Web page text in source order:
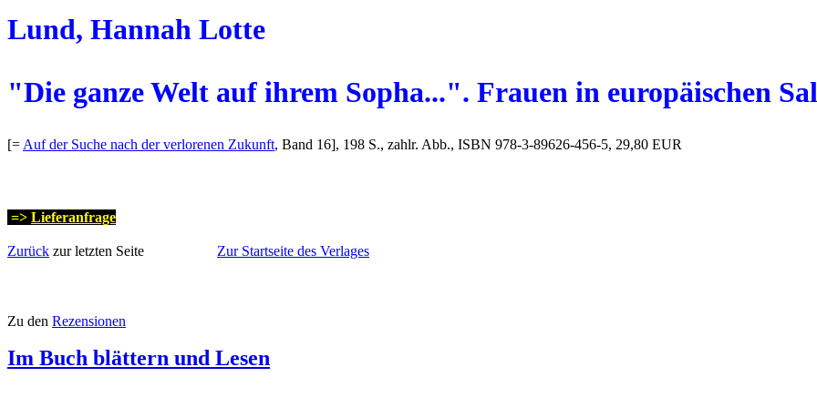
Lund, Hannah Lotte
"Die ganze Welt auf ihrem Sopha...". Frauen in europäischen
[= Auf der Suche nach der verlorenen Zukunft, Band 16], 198 S., zahlr. Abb., ISBN 978-3-89626-456-5, 29,80 EUR
=> Lieferanfrage
Zurück zur letzten Seite Zur Startseite des Verlages
Zu den Rezensionen
Im Buch blättern und Lesen